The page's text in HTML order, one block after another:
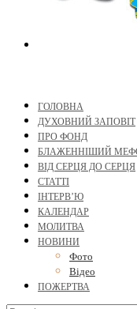
ГОЛОВНА
ДУХОВНИЙ ЗАПОВІТ
ПРО ФОНД
БЛАЖЕННІШИЙ
ВІД СЕРЦЯ ДО СЕРЦЯ
СТАТТІ
ІНТЕРВ’Ю
КАЛЕНДАР
МОЛИТВА
НОВИНИ
Фото
Відео
ПОЖЕРТВА